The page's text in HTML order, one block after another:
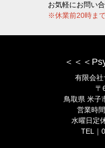
お気軽にお問い
※休業前20時ま
＜＜＜
有限会社
〒
鳥取県 米子
営業時
水曜日定
TEL｜